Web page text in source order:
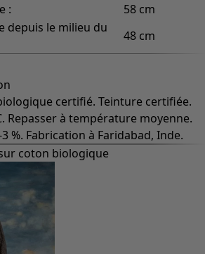
:
58 cm
depuis le milieu du
48 cm
certifié. Teinture certifiée.
Repasser à température moyenne.
%. Fabrication à Faridabad, Inde.
coton biologique